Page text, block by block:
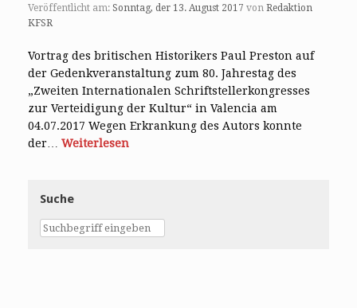
Veröffentlicht am: Sonntag, der 13. August 2017 von Redaktion
KFSR
Vortrag des britischen Historikers Paul Preston auf
der Gedenkveranstaltung zum 80. Jahrestag des
„Zweiten Internationalen Schriftstellerkongresses
zur Verteidigung der Kultur“ in Valencia am
04.07.2017 Wegen Erkrankung des Autors konnte
der… Weiterlesen
Suche